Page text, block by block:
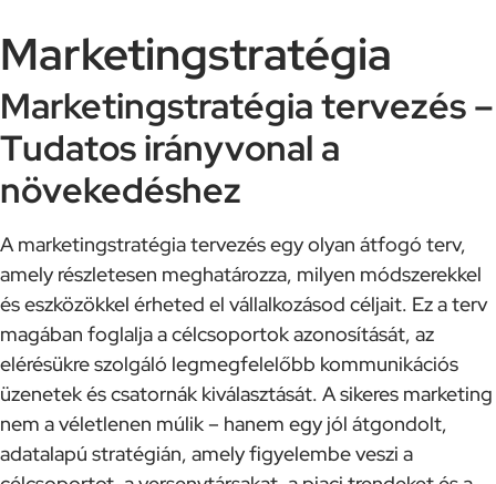
Marketingstratégia​
Marketingstratégia tervezés –
Tudatos irányvonal a
növekedéshez
A marketingstratégia tervezés egy olyan átfogó terv,
amely részletesen meghatározza, milyen módszerekkel
és eszközökkel érheted el vállalkozásod céljait. Ez a terv
magában foglalja a célcsoportok azonosítását, az
elérésükre szolgáló legmegfelelőbb kommunikációs
üzenetek és csatornák kiválasztását. A sikeres marketing
nem a véletlenen múlik – hanem egy jól átgondolt,
adatalapú stratégián, amely figyelembe veszi a